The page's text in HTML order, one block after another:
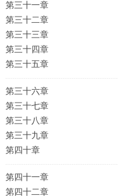
第三十一章
第三十二章
第三十三章
第三十四章
第三十五章
第三十六章
第三十七章
第三十八章
第三十九章
第四十章
第四十一章
第四十二章